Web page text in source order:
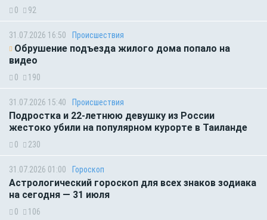
0 92
31.07.2026 16:50 Происшествия
Обрушение подъезда жилого дома попало на
видео
0 190
31.07.2026 15:40 Происшествия
Подростка и 22-летнюю девушку из России
жестоко убили на популярном курорте в Таиланде
0 230
31.07.2026 01:00 Гороскоп
Астрологический гороскоп для всех знаков зодиака
на сегодня — 31 июля
0 106